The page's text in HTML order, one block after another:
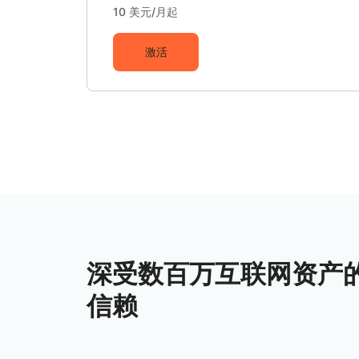
10 美元/月起
激活
深受数百万互联网资产
信赖